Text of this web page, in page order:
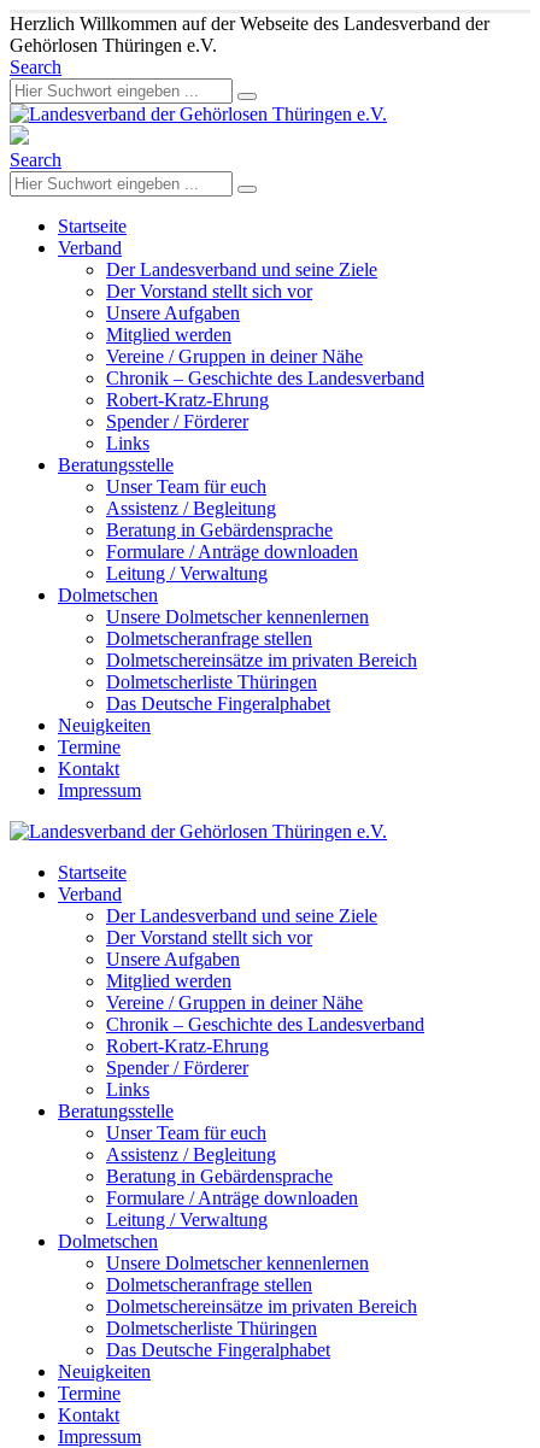
Herzlich Willkommen auf der Webseite des Landesverband der
Gehörlosen Thüringen e.V.
Search
Search
Startseite
Verband
Der Landesverband und seine Ziele
Der Vorstand stellt sich vor
Unsere Aufgaben
Mitglied werden
Vereine / Gruppen in deiner Nähe
Chronik – Geschichte des Landesverband
Robert-Kratz-Ehrung
Spender / Förderer
Links
Beratungsstelle
Unser Team für euch
Assistenz / Begleitung
Beratung in Gebärdensprache
Formulare / Anträge downloaden
Leitung / Verwaltung
Dolmetschen
Unsere Dolmetscher kennenlernen
Dolmetscheranfrage stellen
Dolmetschereinsätze im privaten Bereich
Dolmetscherliste Thüringen
Das Deutsche Fingeralphabet
Neuigkeiten
Termine
Kontakt
Impressum
Startseite
Verband
Der Landesverband und seine Ziele
Der Vorstand stellt sich vor
Unsere Aufgaben
Mitglied werden
Vereine / Gruppen in deiner Nähe
Chronik – Geschichte des Landesverband
Robert-Kratz-Ehrung
Spender / Förderer
Links
Beratungsstelle
Unser Team für euch
Assistenz / Begleitung
Beratung in Gebärdensprache
Formulare / Anträge downloaden
Leitung / Verwaltung
Dolmetschen
Unsere Dolmetscher kennenlernen
Dolmetscheranfrage stellen
Dolmetschereinsätze im privaten Bereich
Dolmetscherliste Thüringen
Das Deutsche Fingeralphabet
Neuigkeiten
Termine
Kontakt
Impressum